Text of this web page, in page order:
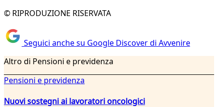
© RIPRODUZIONE RISERVATA
Seguici anche su Google Discover di Avvenire
Altro di Pensioni e previdenza
Pensioni e previdenza
Nuovi sostegni ai lavoratori oncologici